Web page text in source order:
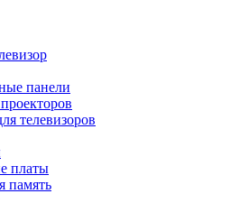
панели
телевизоров
платы
память